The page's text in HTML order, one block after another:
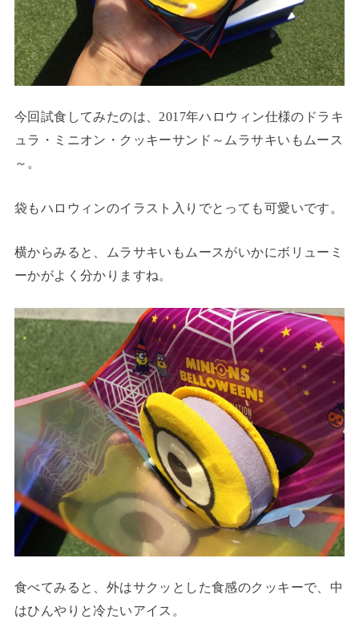
今回試食してみたのは、2017年ハロウィン仕様のドラキ
ュラ・ミニオン・クッキーサンド～ムラサキいもムース
～。
袋もハロウィンのイラスト入りでとっても可愛いです。
横からみると、ムラサキいもムースがいかにボリューミ
ーかがよく分かりますね。
食べてみると、外はサクッとした食感のクッキーで、中
はひんやりと冷たいアイス。